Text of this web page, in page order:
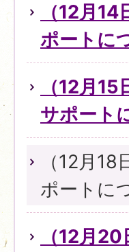
（12月
ポートに
（12月
サポート
（12月
ポートに
（12月